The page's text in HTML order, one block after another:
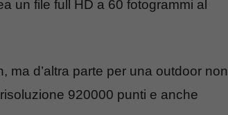
un file full HD a 60 fotogrammi al
d’altra parte per una outdoor non
920000 punti e anche